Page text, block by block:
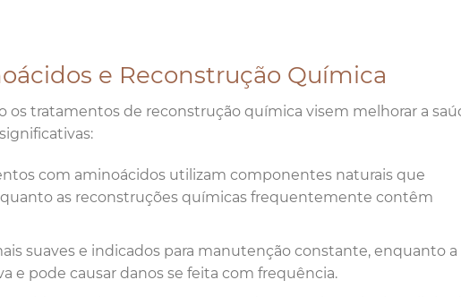
e Reconstrução Química
os tratamentos de reconstrução química visem melhorar a
com aminoácidos utilizam componentes naturais que
as reconstruções químicas frequentemente contêm
suaves e indicados para manutenção constante, enquanto a
e pode causar danos se feita com frequência.